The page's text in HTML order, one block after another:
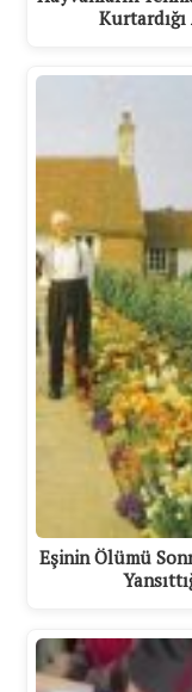
Eşinin Ölümü